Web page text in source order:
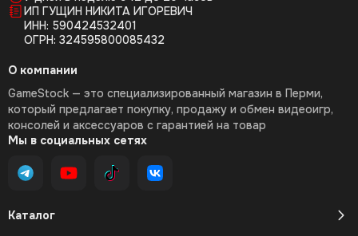
ИП ГУЩИН НИКИТА ИГОРЕВИЧ
ИНН: 590424532401
ОГРН: 324595800085432
Каталог
О компании
GameStock — это специализированный магазин в Перми,
который предлагает покупку, продажу и обмен видеоигр,
консолей и аксессуаров с гарантией на товар
Мы в социальных сетях